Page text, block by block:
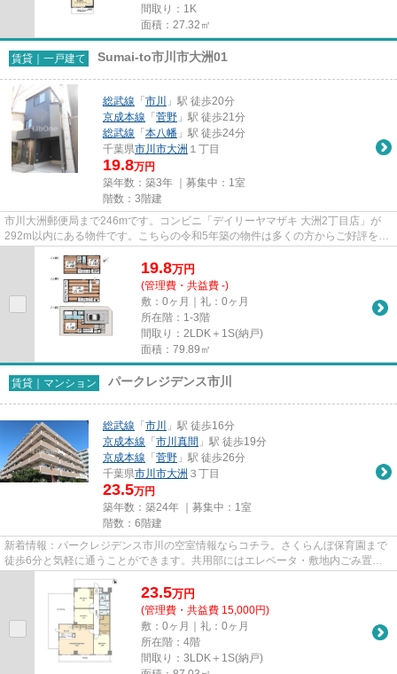
間取り：1K
面積：27.32㎡
賃貸｜一戸建て Sumai-to市川市大洲01
総武線 「 市川
」駅 徒歩20分
京成本線 「 菅野 」駅 徒歩21分
総武線 「 本八幡 」駅 徒歩24分
千葉県市川市大洲 １丁目
19.8万円
築年数：築3年 ｜募集中： 1室
階数：3階建
市川大洲郵便局まで246mです。コンビニ「デイリーヤマザキ 大洲2丁目店」が
292m以内にある物件です。こちらの令和5年築の物件は多くの方からご好評を頂
19.8万円
(管理費・共益費 -)
敷：0ヶ月｜礼：0ヶ月
所在階：1-3階
間取り：2LDK＋1S(納戸)
面積：79.89㎡
賃貸｜マンション パークレジデンス市川
総武線 「 市川
」駅 徒歩16分
京成本線 「 市川真間 」駅 徒歩19分
京成本線 「 菅野 」駅 徒歩26分
千葉県市川市大洲 ３丁目
23.5万円
築年数：築24年 ｜募集中： 1室
階数：6階建
新着情報：パークレジデンス市川の空室情報ならコチラ。さくらんぼ保育園まで
徒歩6分と気軽に通うことができます。共用部にはエレベータ・敷地内ごみ置き
23.5万円
(管理費・共益費 15,000円)
敷：0ヶ月｜礼：0ヶ月
所在階：4階
間取り：3LDK＋1S(納戸)